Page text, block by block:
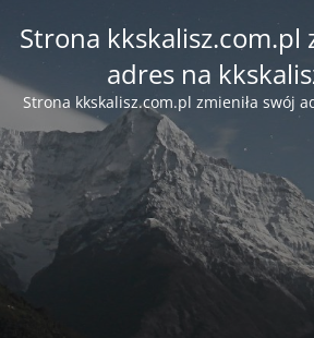
Strona kkskalisz.com.pl
adres na
Strona kkskalisz.com.pl zmieniła swój